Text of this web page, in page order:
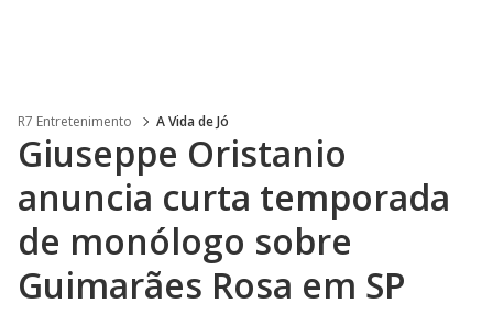
R7 Entretenimento A Vida de Jó
Giuseppe Oristanio
anuncia curta temporada
de monólogo sobre
Guimarães Rosa em SP